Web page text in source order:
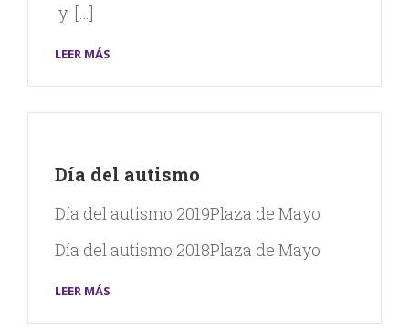
y […]
LEER MÁS
Día del autismo
Día del autismo 2019Plaza de Mayo
Día del autismo 2018Plaza de Mayo
LEER MÁS